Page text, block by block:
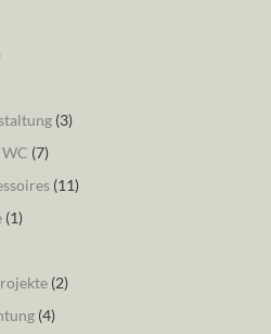
(3)
(7)
(11)
(1)
(2)
(4)